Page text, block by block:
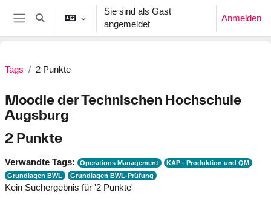
Zum Hauptinhalt
Website-Übersicht
Sucheingabe umschalten
Sie sind als Gast
angemeldet
Anmelden
Tags 2 Punkte
Moodle der Technischen Hochschule
Augsburg
2 Punkte
Verwandte Tags: Operations Management
KAP - Produktion und QM
Grundlagen BWL
Grundlagen BWL-Prüfung
Kein Suchergebnis für '2 Punkte'